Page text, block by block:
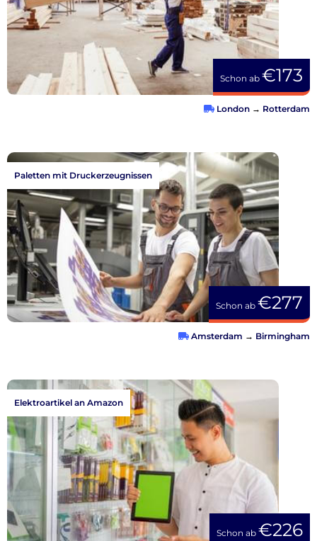
Schon ab €173
London → Rotterdam
Schon ab €277
Paletten mit Druckerzeugnissen
Amsterdam → Birmingham
Schon ab €226
Elektroartikel an Amazon